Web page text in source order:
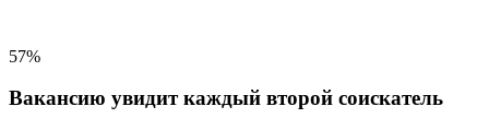
57%
Вакансию увидит каждый второй соискатель